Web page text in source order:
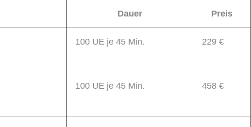
Dauer Preis
100 UE je 45 Min. 229 €
100 UE je 45 Min. 458 €